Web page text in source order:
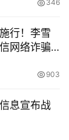
346
行！李雪
网络诈骗
903
息宣布战